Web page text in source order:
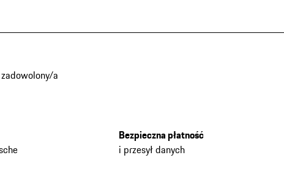
a
Bezpieczna płatność
i przesył danych